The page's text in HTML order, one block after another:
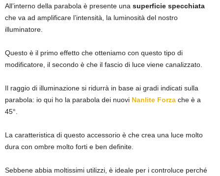
All’interno della parabola è presente una superficie specchiata
che va ad amplificare l’intensità, la luminosità del nostro
illuminatore.
Questo è il primo effetto che otteniamo con questo tipo di
modificatore, il secondo è che il fascio di luce viene canalizzato.
Il raggio di illuminazione si ridurrà in base ai gradi indicati sulla
parabola: io qui ho la parabola dei nuovi Nanlite Forza che è a
45°.
La caratteristica di questo accessorio è che crea una luce molto
dura con ombre molto forti e ben definite.
Sebbene abbia moltissimi utilizzi, è ideale per i controluce perché